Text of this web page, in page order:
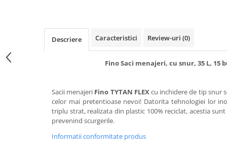
Detergent rufe pudră
Balsam de rufe
Înălbitor și îndepărtare pete
Odorizanți cameră
Descriere Caracteristici Review-uri (0)
Fino Saci menajeri, cu snur, 35 L, 15
Sacii menajeri Fino TYTAN FLEXcu inchidere de tip snur
celor mai pretentioase nevoi! Datorita tehnologiei lor
triplu strat, realizata din plastic 100% reciclat, acestia
prevenind scurgerile.
Informatii conformitate produs